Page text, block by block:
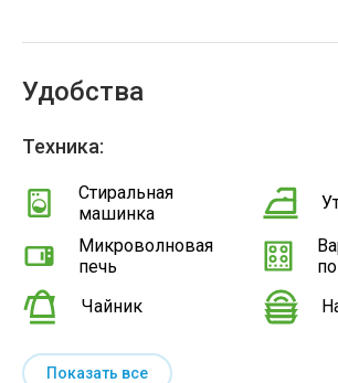
Удобства
Техника:
Стиральная
машинка
Микроволновая
печь
Чайник
Показать все